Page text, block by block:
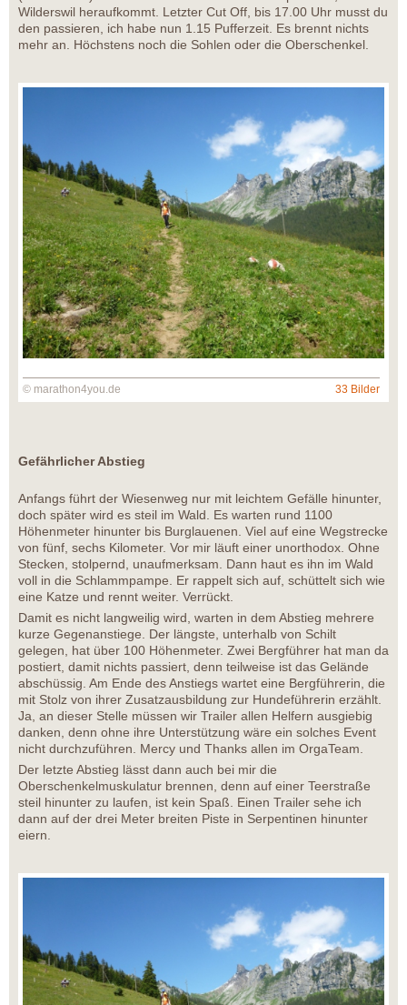
Wilderswil heraufkommt. Letzter Cut Off, bis 17.00 Uhr musst du
den passieren, ich habe nun 1.15 Pufferzeit. Es brennt nichts
mehr an. Höchstens noch die Sohlen oder die Oberschenkel.
© marathon4you.de 33 Bilder
Gefährlicher Abstieg
Anfangs führt der Wiesenweg nur mit leichtem Gefälle hinunter,
doch später wird es steil im Wald. Es warten rund 1100
Höhenmeter hinunter bis Burglauenen. Viel auf eine Wegstrecke
von fünf, sechs Kilometer. Vor mir läuft einer unorthodox. Ohne
Stecken, stolpernd, unaufmerksam. Dann haut es ihn im Wald
voll in die Schlammpampe. Er rappelt sich auf, schüttelt sich wie
eine Katze und rennt weiter. Verrückt.
Damit es nicht langweilig wird, warten in dem Abstieg mehrere
kurze Gegenanstiege. Der längste, unterhalb von Schilt
gelegen, hat über 100 Höhenmeter. Zwei Bergführer hat man da
postiert, damit nichts passiert, denn teilweise ist das Gelände
abschüssig. Am Ende des Anstiegs wartet eine Bergführerin, die
mit Stolz von ihrer Zusatzausbildung zur Hundeführerin erzählt.
Ja, an dieser Stelle müssen wir Trailer allen Helfern ausgiebig
danken, denn ohne ihre Unterstützung wäre ein solches Event
nicht durchzuführen. Mercy und Thanks allen im OrgaTeam.
Der letzte Abstieg lässt dann auch bei mir die
Oberschenkelmuskulatur brennen, denn auf einer Teerstraße
steil hinunter zu laufen, ist kein Spaß. Einen Trailer sehe ich
dann auf der drei Meter breiten Piste in Serpentinen hinunter
eiern.